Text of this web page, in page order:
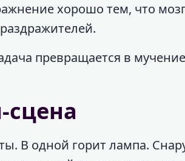
хорошо тем, что
превращается в
сцена
В одной горит лампа.